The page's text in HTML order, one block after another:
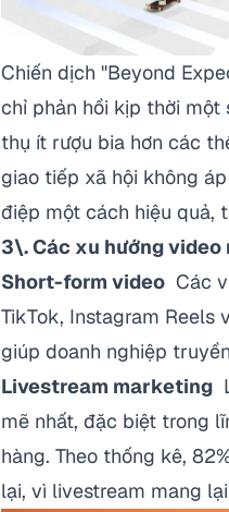
Chiến dịch "Beyond
chỉ phản hồi kịp thời một
thụ ít rượu bia hơn các
giao tiếp xã hội không
điệp một cách hiệu quả,
3\. Các xu hướng
Short-form video Các
TikTok, Instagram Reels
giúp doanh nghiệp
Livestream marketing
mẽ nhất, đặc biệt trong
hàng. Theo thống kê,
lại, vì livestream mang